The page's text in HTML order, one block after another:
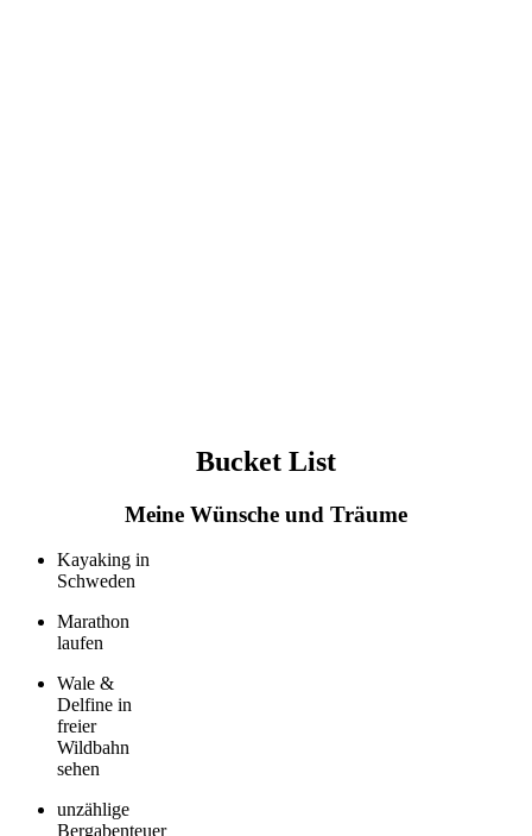
Bucket List
Meine Wünsche und Träume
Kayaking in
Schweden
Marathon
laufen
Wale &
Delfine in
freier
Wildbahn
sehen
unzählige
Bergabenteuer